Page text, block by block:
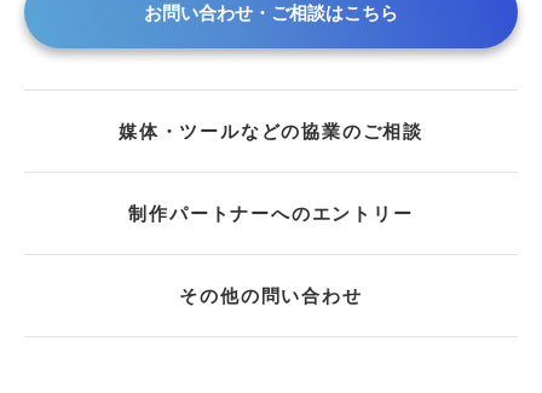
お問い合わせ・ご相談はこちら
媒体・ツールなどの協業のご相談
制作パートナーへのエントリー
その他の問い合わせ